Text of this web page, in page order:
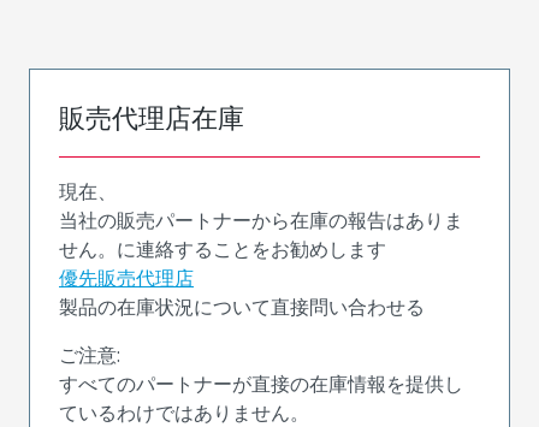
販売代理店在庫
現在、
当社の販売パートナーから在庫の報告はありま
せん。に連絡することをお勧めします
優先販売代理店
製品の在庫状況について直接問い合わせる
ご注意:
すべてのパートナーが直接の在庫情報を提供し
ているわけではありません。